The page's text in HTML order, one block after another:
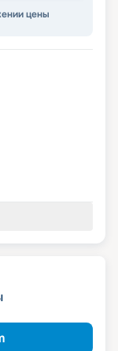
цены